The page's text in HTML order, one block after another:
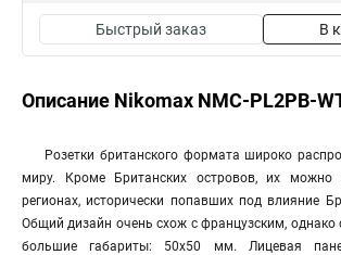
Быстрый заказ В
Описание Nikomax NMC-PL2PB-
Розетки британского формата широко
миру. Кроме Британских островов, их можно
регионах, исторически попавших под влияние
Общий дизайн очень схож с французским, однако
большие габариты: 50х50 мм. Лицевая